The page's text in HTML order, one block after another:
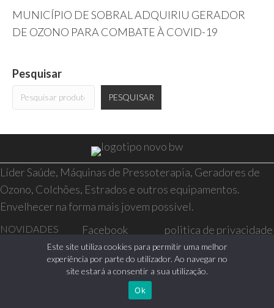
MUNICÍPIO DE SOBRAL ADQUIRIU GERADOR
DE OZONO PARA COMBATE À COVID-19
Pesquisar
PESQUISAR
Líder Saúde, Máquinas de Pressoterapia, Geradores de
Ozono, Colchões, Estrados e outros equipamentos.
Envelhecer na forma mais jovem possível.
NOVIDADES
SAÚDE E BEM-
Facebook
Instagram
politica de privacidade
resolução de conflitos
livro de reclamações
Este site utiliza cookies para permitir uma melhor
experiência por parte do utilizador. Ao navegar no
site estará a consentir a sua utilização.
Ok